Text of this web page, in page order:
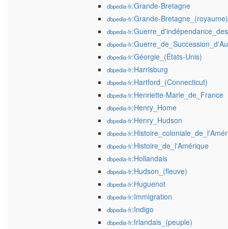
dbpedia-fr:Grande-Bretagne
dbpedia-fr:Grande-Bretagne_(royaume)
dbpedia-fr
dbpedia-fr
dbpedia-fr:Géorgie_(États-Unis)
dbpedia-fr:Harrisburg
dbpedia-fr:Hartford_(Connecticut)
dbpedia-fr:Henriette-Marie_de_France
dbpedia-fr:Henry_Home
dbpedia-fr:Henry_Hudson
dbpedia-fr
dbpedia-fr:Histoire_de_l'Amérique
dbpedia-fr:Hollandais
dbpedia-fr:Hudson_(fleuve)
dbpedia-fr:Huguenot
dbpedia-fr:Immigration
dbpedia-fr:Indigo
dbpedia-fr:Irlandais_(peuple)